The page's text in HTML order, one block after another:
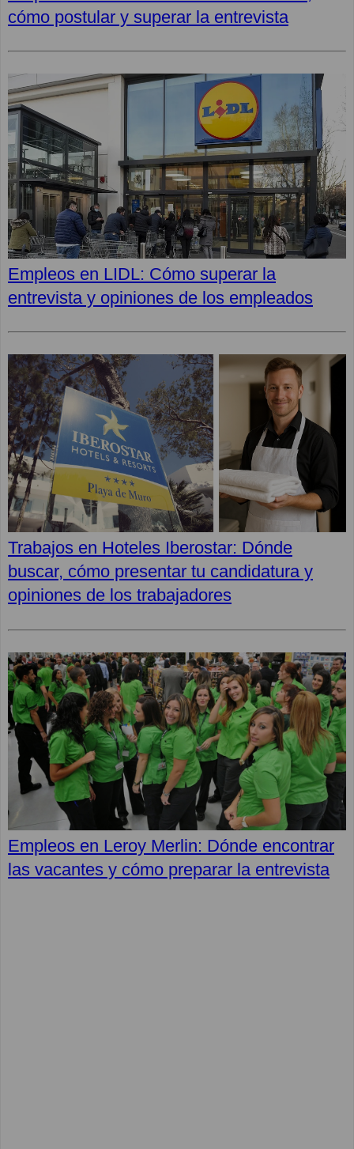
cómo postular y superar la entrevista
Empleos en LIDL: Cómo superar la
entrevista y opiniones de los empleados
Trabajos en Hoteles Iberostar: Dónde
buscar, cómo presentar tu candidatura y
opiniones de los trabajadores
Empleos en Leroy Merlin: Dónde encontrar
las vacantes y cómo preparar la entrevista